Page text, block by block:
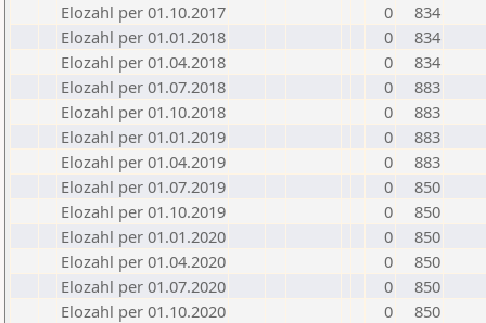
Elozahl per 01.10.2017
0
834
Elozahl per 01.01.2018
0
834
Elozahl per 01.04.2018
0
834
Elozahl per 01.07.2018
0
883
Elozahl per 01.10.2018
0
883
Elozahl per 01.01.2019
0
883
Elozahl per 01.04.2019
0
883
Elozahl per 01.07.2019
0
850
Elozahl per 01.10.2019
0
850
Elozahl per 01.01.2020
0
850
Elozahl per 01.04.2020
0
850
Elozahl per 01.07.2020
0
850
Elozahl per 01.10.2020
0
850